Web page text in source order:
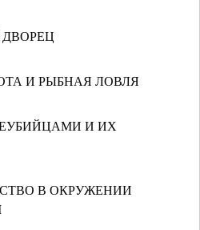
И РЫБНАЯ ЛОВЛЯ
И ИХ
В ОКРУЖЕНИИ